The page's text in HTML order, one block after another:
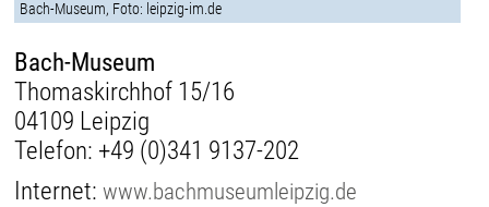
Bach-Museum, Foto: leipzig-im.de
Bach-Museum
Thomaskirchhof 15/16
04109 Leipzig
Telefon: +49 (0)341 9137-202
Internet:www.bachmuseumleipzig.de